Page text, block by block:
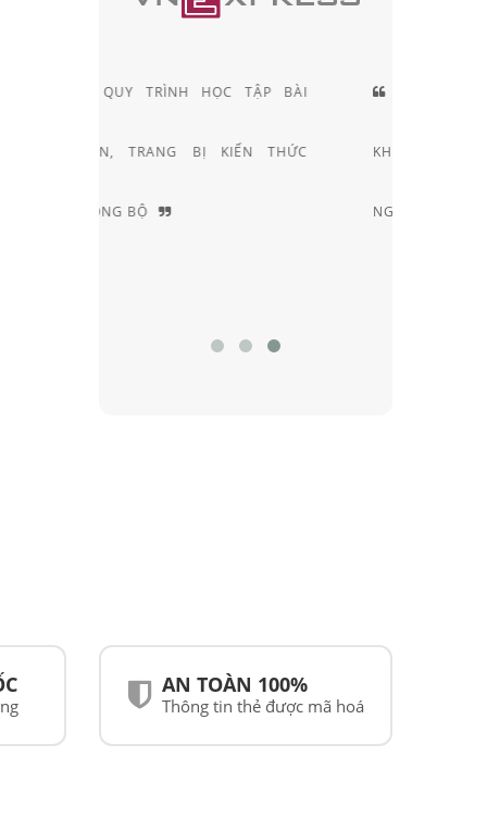
ĐỘI NGŨ KỸ THUẬT VIÊN
KHÚC XẠ HƠN 20 NĂM KINH
NGHIỆM
AN TOÀN 100%
Thông tin thẻ được mã hoá